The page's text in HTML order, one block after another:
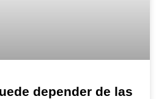
depender de las